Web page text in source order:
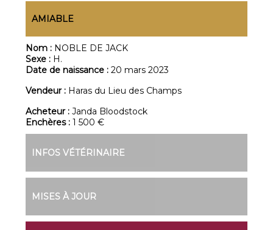
AMIABLE
Nom : NOBLE DE JACK
Sexe : H.
Date de naissance :20 mars 2023
Vendeur : Haras du Lieu des Champs
Acheteur :Janda Bloodstock
Enchères :1 500 €
INFOS VÉTÉRINAIRE
MISES À JOUR